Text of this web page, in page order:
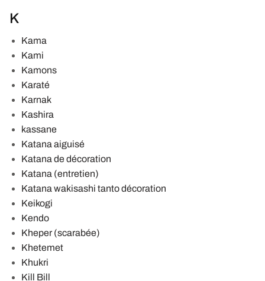
K
Kama
Kami
Kamons
Karaté
Karnak
Kashira
kassane
Katana aiguisé
Katana de décoration
Katana (entretien)
Katana wakisashi tanto décoration
Keikogi
Kendo
Kheper (scarabée)
Khetemet
Khukri
Kill Bill